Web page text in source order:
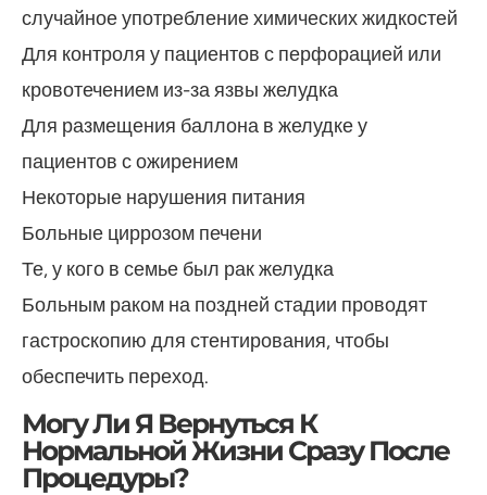
случайное употребление химических жидкостей
Для контроля у пациентов с перфорацией или
кровотечением из-за язвы желудка
Для размещения баллона в желудке у
пациентов с ожирением
Некоторые нарушения питания
Больные циррозом печени
Те, у кого в семье был рак желудка
Больным раком на поздней стадии проводят
гастроскопию для стентирования, чтобы
обеспечить переход.
Могу Ли Я Вернуться К
Нормальной Жизни Сразу После
Процедуры?